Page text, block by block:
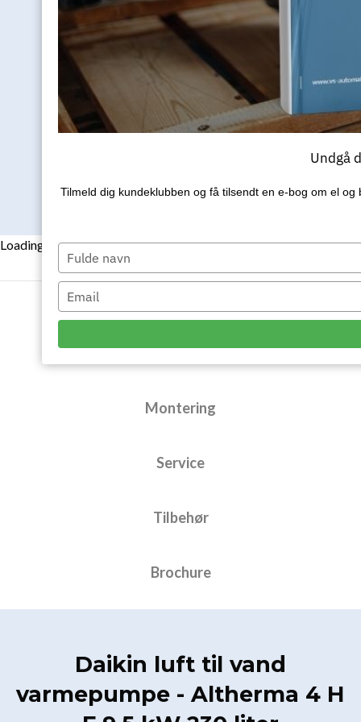
Altherma
4
F
9,5kW
(inkl.
antal
TILFØJ OG TILPAS DIT
KØB
Loading...
Gebyr for kørsel
Montering
Service
Tilbehør
Brochure
Daikin luft til vand
varmepumpe - Altherma 4 H
Undgå
Tilmeld dig kundeklubben og få tilsendt en e‑bog om el
Type
your
name
Type
your
email